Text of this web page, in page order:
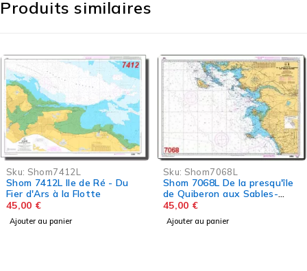
Produits similaires
de Ré - Du
Shom7068L
Shom 7068L De la presqu'île
de Quiberon aux Sables-
Shom
Rochelle